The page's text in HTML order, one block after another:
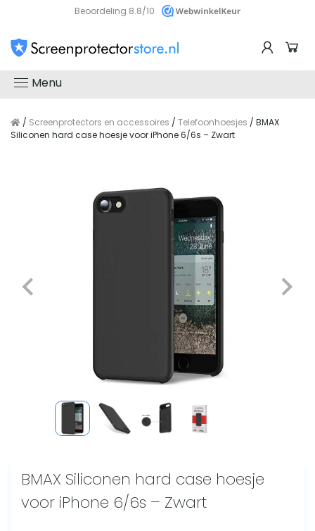
Beoordeling 8.8/10
Menu
/ Screenprotectors en accessoires / Telefoonhoesjes / BMAX
Siliconen hard case hoesje voor iPhone 6/6s – Zwart
BMAX Siliconen hard case hoesje
voor iPhone 6/6s – Zwart